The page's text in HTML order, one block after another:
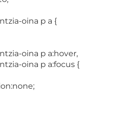
oina p a {
oina p a:hover,
oina p a:focus {